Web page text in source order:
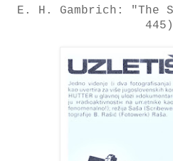
E. H. Gambrich:
445)